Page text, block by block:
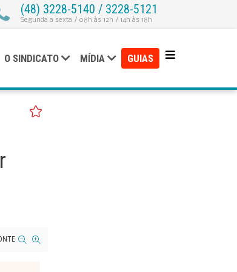
(48) 3228-5140 / 3228-5121
Segunda a sexta / 08h às 12h / 14h às 18h
O SINDICATO MÍDIA GUIAS